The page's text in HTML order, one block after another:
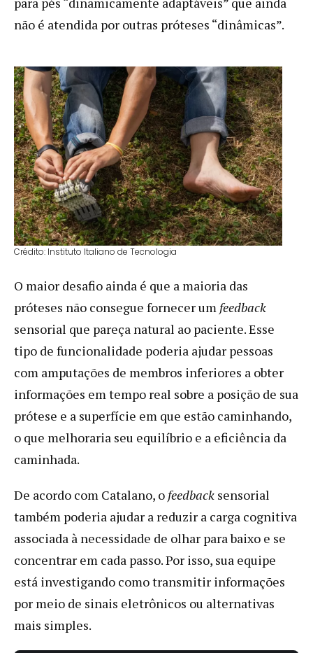
não é atendida por outras próteses “dinâmicas”.
Crédito: Instituto Italiano de Tecnologia
O maior desafio ainda é que a maioria das
próteses não consegue fornecer um feedback
sensorial que pareça natural ao paciente. Esse
tipo de funcionalidade poderia ajudar pessoas
com amputações de membros inferiores a obter
informações em tempo real sobre a posição de sua
prótese e a superfície em que estão caminhando,
o que melhoraria seu equilíbrio e a eficiência da
caminhada.
De acordo com Catalano, o feedback sensorial
também poderia ajudar a reduzir a carga cognitiva
associada à necessidade de olhar para baixo e se
concentrar em cada passo. Por isso, sua equipe
está investigando como transmitir informações
por meio de sinais eletrônicos ou alternativas
mais simples.